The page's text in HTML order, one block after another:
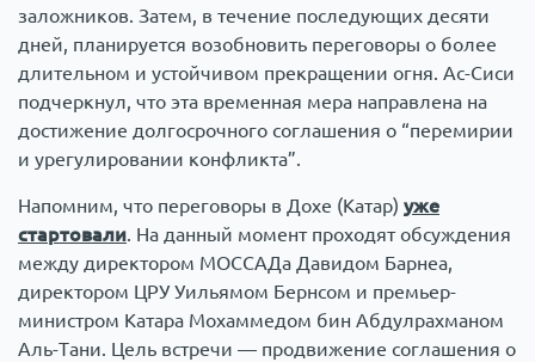
заложников. Затем, в течение последующих десяти
дней, планируется возобновить переговоры о более
длительном и устойчивом прекращении огня. Ас-Сиси
подчеркнул, что эта временная мера направлена на
достижение долгосрочного соглашения о “перемирии
и урегулировании конфликта”.
Напомним, что переговоры в Дохе (Катар) уже
стартовали. На данный момент проходят обсуждения
между директором МОССАДа Давидом Барнеа,
директором ЦРУ Уильямом Бернсом и премьер-
министром Катара Мохаммедом бин Абдулрахманом
Аль-Тани. Цель встречи — продвижение соглашения о